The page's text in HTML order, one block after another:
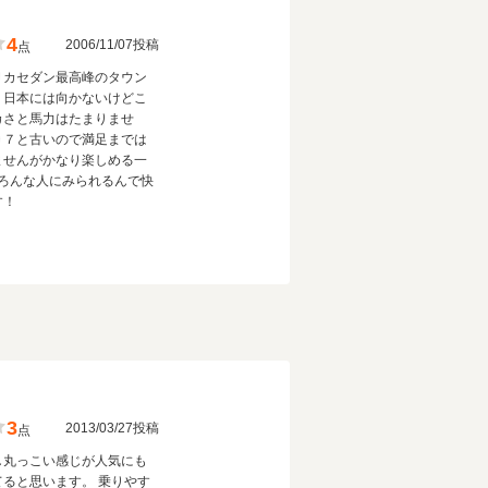
4点 2006/11/07投稿
カセダン最高峰のタウン
日本には向かないけどこ
さと馬力はたまりませ
７と古いので満足までは
せんがかなり楽しめる一
んな人にみられるんで快
3点 2013/03/27投稿
丸っこい感じが人気にも
ると思います。 乗りやす